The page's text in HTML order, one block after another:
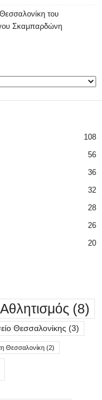
του
Σκαμπαρδώνη
108
56
36
32
28
26
20
Αθλητισμός (8)
Θεσσαλονίκης (3)
τη Θεσσαλονίκη (2)